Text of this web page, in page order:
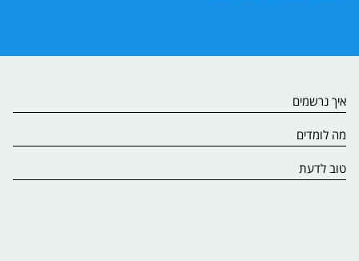
איך נרשמים
מה לומדים
טוב לדעת